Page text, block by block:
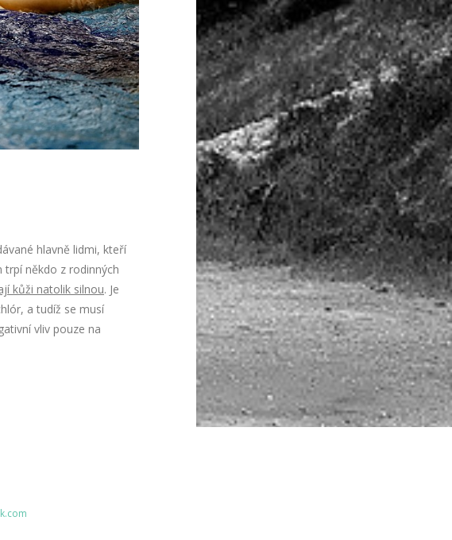
hlavně lidmi, kteří
někdo z rodinných
kůži natolik silnou. Je
a tudíž se musí
vliv pouze na